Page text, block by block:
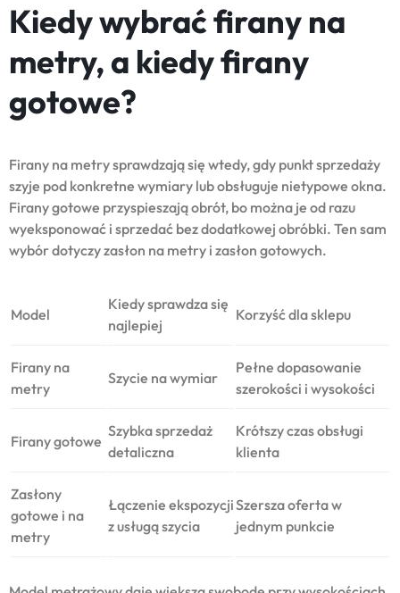
Kiedy wybrać firany na
metry, a kiedy firany
gotowe?
Firany na metry sprawdzają się wtedy, gdy punkt sprzedaży
szyje pod konkretne wymiary lub obsługuje nietypowe okna.
Firany gotowe przyspieszają obrót, bo można je od razu
wyeksponować i sprzedać bez dodatkowej obróbki. Ten sam
wybór dotyczy zasłon na metry i zasłon gotowych.
Model
Kiedy sprawdza się
najlepiej
Korzyść dla sklepu
Firany na
metry
Szycie na wymiar
Pełne dopasowanie
szerokości i wysokości
Firany gotowe
Szybka sprzedaż
detaliczna
Krótszy czas obsługi
klienta
Zasłony
gotowe i na
metry
Łączenie ekspozycji
z usługą szycia
Szersza oferta w
jednym punkcie